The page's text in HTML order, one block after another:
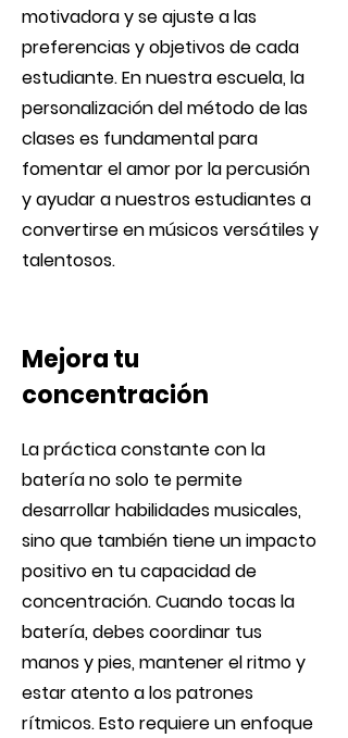
motivadora y se ajuste a las
preferencias y objetivos de cada
estudiante. En nuestra escuela, la
personalización del método de las
clases es fundamental para
fomentar el amor por la percusión
y ayudar a nuestros estudiantes a
convertirse en músicos versátiles y
talentosos.
Mejora tu
concentración
La práctica constante con la
batería no solo te permite
desarrollar habilidades musicales,
sino que también tiene un impacto
positivo en tu capacidad de
concentración. Cuando tocas la
batería, debes coordinar tus
manos y pies, mantener el ritmo y
estar atento a los patrones
rítmicos. Esto requiere un enfoque